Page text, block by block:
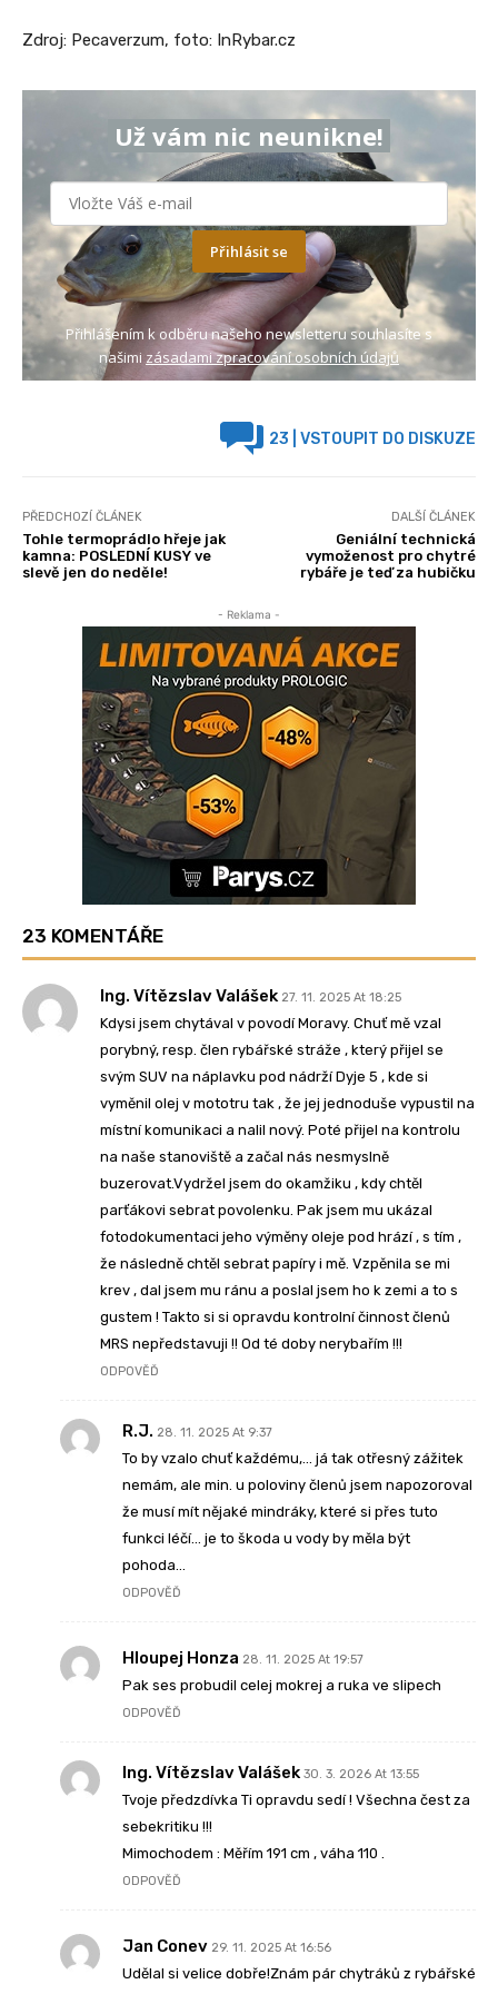
Zdroj: Pecaverzum, foto: InRybar.cz
Už vám nic neunikne!
Přihlásit se
Přihlášením k odběru našeho newsletteru souhlasíte s
našimi zásadami zpracování osobních údajů
23 | VSTOUPIT DO DISKUZE
PŘEDCHOZÍ ČLÁNEK
Tohle termoprádlo hřeje jak
kamna: POSLEDNÍ KUSY ve
slevě jen do neděle!
DALŠÍ ČLÁNEK
Geniální technická
vymoženost pro chytré
rybáře je teď za hubičku
- Reklama -
23 KOMENTÁŘE
Ing. Vítězslav Valášek 27. 11. 2025 At 18:25
Kdysi jsem chytával v povodí Moravy. Chuť mě vzal
porybný, resp. člen rybářské stráže , který přijel se
svým SUV na náplavku pod nádrží Dyje 5 , kde si
vyměnil olej v mototru tak , že jej jednoduše vypustil na
místní komunikaci a nalil nový. Poté přijel na kontrolu
na naše stanoviště a začal nás nesmyslně
buzerovat.Vydržel jsem do okamžiku , kdy chtěl
parťákovi sebrat povolenku. Pak jsem mu ukázal
fotodokumentaci jeho výměny oleje pod hrází , s tím ,
že následně chtěl sebrat papíry i mě. Vzpěnila se mi
krev , dal jsem mu ránu a poslal jsem ho k zemi a to s
gustem ! Takto si si opravdu kontrolní činnost členů
MRS nepředstavuji !! Od té doby nerybařím !!!
ODPOVĚĎ
R.J. 28. 11. 2025 At 9:37
To by vzalo chuť každému,… já tak otřesný zážitek
nemám, ale min. u poloviny členů jsem napozoroval
že musí mít nějaké mindráky, které si přes tuto
funkci léčí… je to škoda u vody by měla být
pohoda…
ODPOVĚĎ
Hloupej Honza 28. 11. 2025 At 19:57
Pak ses probudil celej mokrej a ruka ve slipech
ODPOVĚĎ
Ing. Vítězslav Valášek 30. 3. 2026 At 13:55
Tvoje předzdívka Ti opravdu sedí ! Všechna čest za
sebekritiku !!!
Mimochodem : Měřím 191 cm , váha 110 .
ODPOVĚĎ
Jan Conev 29. 11. 2025 At 16:56
Udělal si velice dobře!Znám pár chytráků z rybářské